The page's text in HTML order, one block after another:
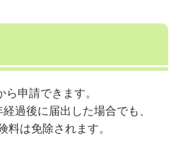
申請できます。
過後に届出した場合でも、
料は免除されます。